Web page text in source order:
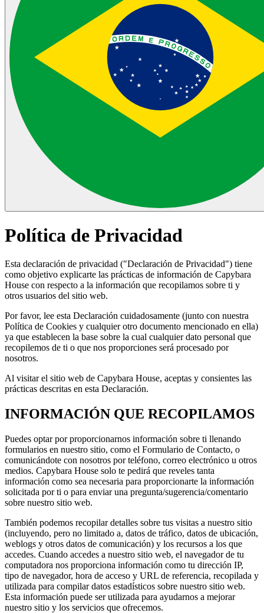
Política de Privacidad
Esta declaración de privacidad ("Declaración de Privacidad") tiene
como objetivo explicarte las prácticas de información de Capybara
House con respecto a la información que recopilamos sobre ti y
otros usuarios del sitio web.
Por favor, lee esta Declaración cuidadosamente (junto con nuestra
Política de Cookies y cualquier otro documento mencionado en ella)
ya que establecen la base sobre la cual cualquier dato personal que
recopilemos de ti o que nos proporciones será procesado por
nosotros.
Al visitar el sitio web de Capybara House, aceptas y consientes las
prácticas descritas en esta Declaración.
INFORMACIÓN QUE RECOPILAMOS
Puedes optar por proporcionarnos información sobre ti llenando
formularios en nuestro sitio, como el Formulario de Contacto, o
comunicándote con nosotros por teléfono, correo electrónico u otros
medios. Capybara House solo te pedirá que reveles tanta
información como sea necesaria para proporcionarte la información
solicitada por ti o para enviar una pregunta/sugerencia/comentario
sobre nuestro sitio web.
También podemos recopilar detalles sobre tus visitas a nuestro sitio
(incluyendo, pero no limitado a, datos de tráfico, datos de ubicación,
weblogs y otros datos de comunicación) y los recursos a los que
accedes. Cuando accedes a nuestro sitio web, el navegador de tu
computadora nos proporciona información como tu dirección IP,
tipo de navegador, hora de acceso y URL de referencia, recopilada y
utilizada para compilar datos estadísticos sobre nuestro sitio web.
Esta información puede ser utilizada para ayudarnos a mejorar
nuestro sitio y los servicios que ofrecemos.